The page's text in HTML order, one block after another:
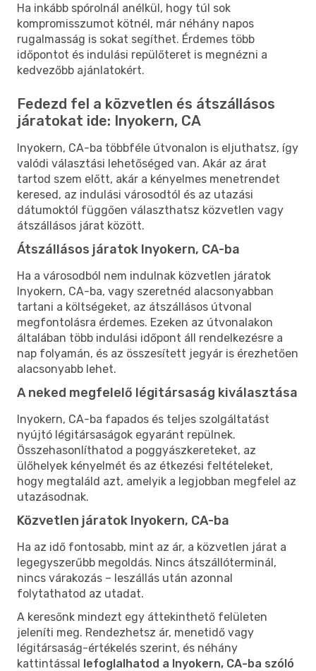
Ha inkább spórolnál anélkül, hogy túl sok
kompromisszumot kötnél, már néhány napos
rugalmasság is sokat segíthet. Érdemes több
időpontot és indulási repülőteret is megnézni a
kedvezőbb ajánlatokért.
Fedezd fel a közvetlen és átszállásos
járatokat ide: Inyokern, CA
Inyokern, CA-ba többféle útvonalon is eljuthatsz, így
valódi választási lehetőséged van. Akár az árat
tartod szem előtt, akár a kényelmes menetrendet
keresed, az indulási városodtól és az utazási
dátumoktól függően választhatsz közvetlen vagy
átszállásos járat között.
Átszállásos járatok Inyokern, CA-ba
Ha a városodból nem indulnak közvetlen járatok
Inyokern, CA-ba, vagy szeretnéd alacsonyabban
tartani a költségeket, az átszállásos útvonal
megfontolásra érdemes. Ezeken az útvonalakon
általában több indulási időpont áll rendelkezésre a
nap folyamán, és az összesített jegyár is érezhetően
alacsonyabb lehet.
A neked megfelelő légitársaság kiválasztása
Inyokern, CA-ba fapados és teljes szolgáltatást
nyújtó légitársaságok egyaránt repülnek.
Összehasonlíthatod a poggyászkereteket, az
ülőhelyek kényelmét és az étkezési feltételeket,
hogy megtaláld azt, amelyik a legjobban megfelel az
utazásodnak.
Közvetlen járatok Inyokern, CA-ba
Ha az idő fontosabb, mint az ár, a közvetlen járat a
legegyszerűbb megoldás. Nincs átszállóterminál,
nincs várakozás – leszállás után azonnal
folytathatod az utadat.
A keresőnk mindezt egy áttekinthető felületen
jeleníti meg. Rendezhetsz ár, menetidő vagy
légitársaság-értékelés szerint, és néhány
kattintással lefoglalhatod a Inyokern, CA-ba szóló